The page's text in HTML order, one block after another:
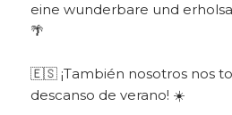
eine wunderbare und
🌴
🇪🇸 ¡También nosotros nos
descanso de verano! ☀️